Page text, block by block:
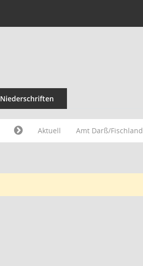
Niederschriften
Aktuell Amt Darß/Fischland